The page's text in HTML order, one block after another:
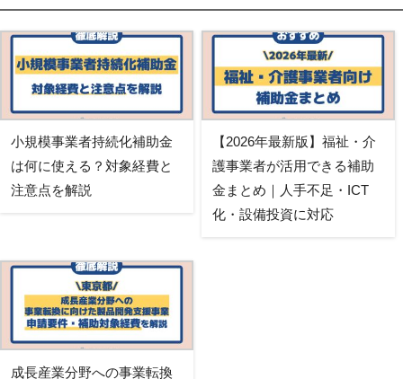
小規模事業者持続化補助金
は何に使える？対象経費と
注意点を解説
【2026年最新版】福祉・介
護事業者が活用できる補助
金まとめ｜人手不足・ICT
化・設備投資に対応
成長産業分野への事業転換